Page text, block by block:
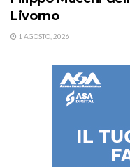
Livorno
1 AGOSTO, 2026